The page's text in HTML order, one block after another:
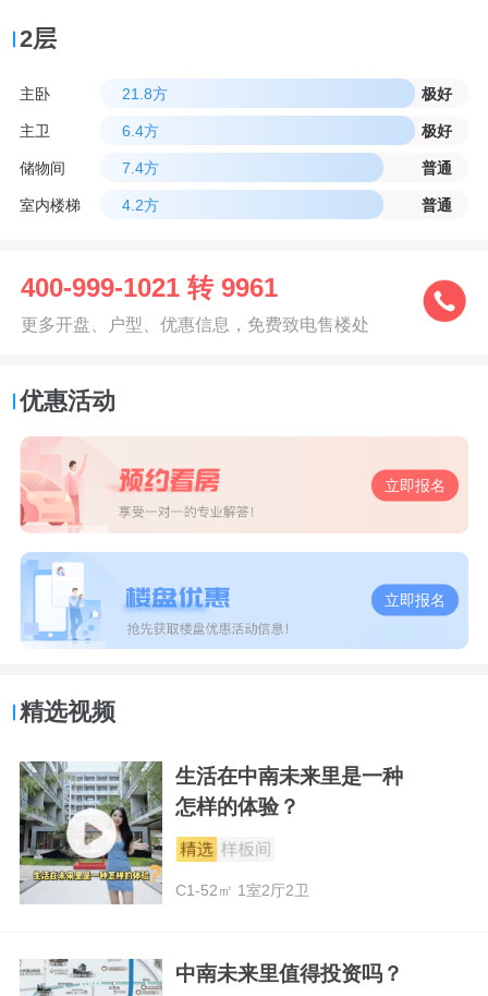
2层
主卧 21.8方 极好
主卫 6.4方 极好
储物间 7.4方 普通
室内楼梯 4.2方 普通
400-999-1021 转 9961
更多开盘、户型、优惠信息，免费致电售楼处
优惠活动
立即报名
立即报名
精选视频
生活在中南未来里是一种
怎样的体验？
C1-52㎡ 1室2厅2卫
中南未来里值得投资吗？